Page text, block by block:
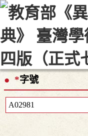
::: 最新消息 常見問
顯示模式
*字號